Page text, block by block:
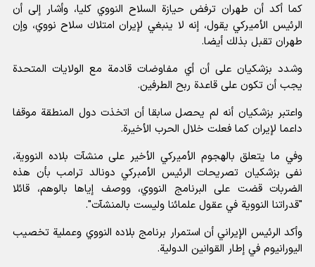
كما أكد أن طهران ترفض حيازة السلاح النووي كليا، وأشار إلى أن
الرئيس الأميركي يقول، إنه لا ينبغي لإيران امتلاك سلاح نووي، وإن
طهران تقبل بذلك أيضا.
وشدد بزشكيان على أن أي مفاوضات قادمة مع الولايات المتحدة
يجب أن تكون على قاعدة ربح الطرفين.
واعتبر بزشكيان أنه لم يحصل سابقا أن اتخذت دول المنطقة موقفا
داعما لإيران كما فعلت خلال الحرب الأخيرة.
وفي ما يتعلق بالهجوم الأميركي الأخير على منشآت بلاده النووية،
نفى بزشكيان تصريحات الرئيس الأمبركي دونالد ترامب بأن هذه
الضربات قضت على البرنامج النووي، ووصف إياها بالوهم، قائلا
"قدراتنا النووية في عقول علمائنا وليست بالمنشآت".
وأكد الرئيس الإيراني أن استمرار برنامج بلاده النووي وعملية تخصيب
اليورانيوم في إطار القوانين الدولية.